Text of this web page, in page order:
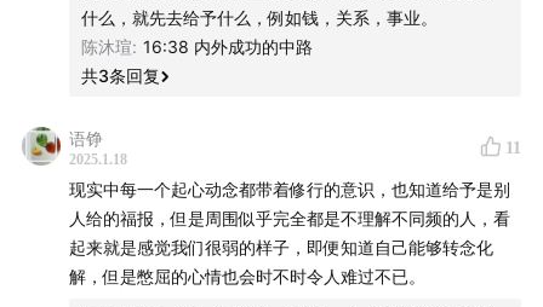
什么，就先去给予什么，例如钱，关系，事业。
陈沐瑄: 16:38 内外成功的中路
共3条回复
语铮
2025.1.18
11
现实中每一个起心动念都带着修行的意识，也知道给予是别
人给的福报，但是周围似乎完全都是不理解不同频的人，看
起来就是感觉我们很弱的样子，即便知道自己能够转念化
解，但是憋屈的心情也会时不时令人难过不已。